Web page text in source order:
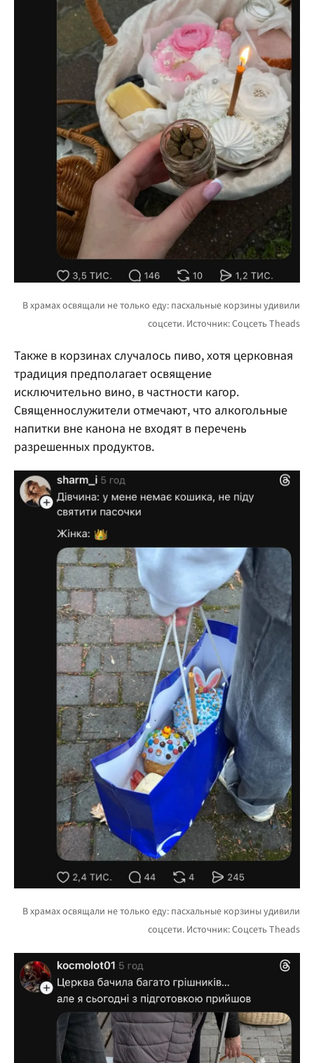
Также в корзинах случалось пиво, хотя церковная
традиция предполагает освящение
исключительно вино, в частности кагор.
Священнослужители отмечают, что алкогольные
напитки вне канона не входят в перечень
разрешенных продуктов.